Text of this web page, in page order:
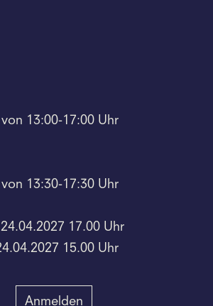
13:00-17:00 Uhr
13:30-17:30 Uhr
17.00 Uhr
15.00 Uhr
Anmelden